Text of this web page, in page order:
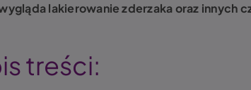
lakierowanie zderzaka oraz innych
treści: